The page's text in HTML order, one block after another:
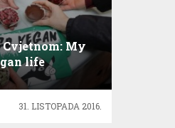
Cvjetnom: My
life
31. LISTOPADA 2016.